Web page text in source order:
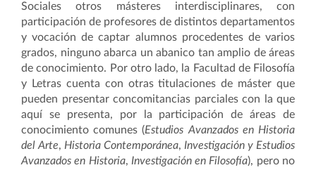
Sociales otros másteres interdisciplinares, con
participación de profesores de distintos departamentos
y vocación de captar alumnos procedentes de varios
grados, ninguno abarca un abanico tan amplio de áreas
de conocimiento. Por otro lado, la Facultad de Filosofía
y Letras cuenta con otras titulaciones de máster que
pueden presentar concomitancias parciales con la que
aquí se presenta, por la participación de áreas de
conocimiento comunes (Estudios Avanzados en Historia
del Arte, Historia Contemporánea, Investigación y Estudios
Avanzados en Historia, Investigación en Filosofía), pero no